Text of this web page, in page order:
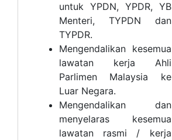
untuk YPDN, YPDR, YB
Menteri, TYPDN dan
TYPDR.
Mengendalikan kesemua
lawatan kerja Ahli
Parlimen Malaysia ke
Luar Negara.
Mengendalikan dan
menyelaras kesemua
lawatan rasmi / kerja